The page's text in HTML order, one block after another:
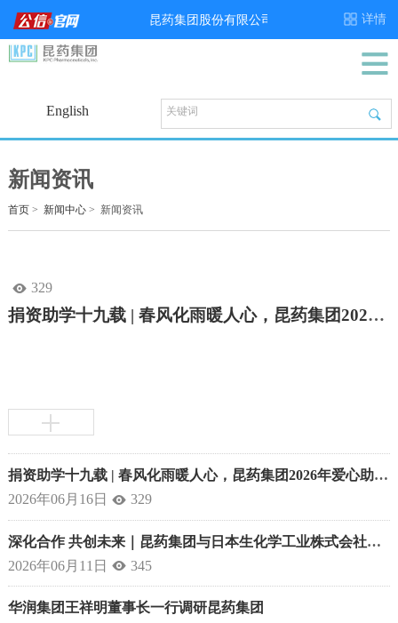
English
新闻资讯
首页> 新闻中心> 新闻资讯
 329
捐资助学十九载 | 春风化雨暖人心，昆药集团2026年爱心助学活动圆满举行
捐资助学十九载 | 春风化雨暖人心，昆药集团2026年爱心助学活动圆满举行
2026年06月16日  329
深化合作 共创未来｜昆药集团与日本生化学工业株式会社年度战略合作会议圆满举行
2026年06月11日  345
华润集团王祥明董事长一行调研昆药集团